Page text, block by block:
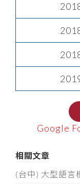
Google
相關文章
(台中) 大型語言